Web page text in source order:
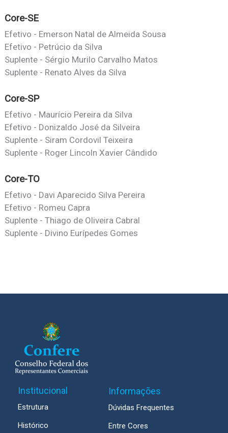
Core-SE
Efetivo - Emerson Natal de Almeida Sousa
Efetivo - Petrúcio da Silva
Suplente - Sérgio Murilo Carvalho Matos
Suplente - Renato Alves da Silva
Core-SP
Efetivo - Maurício Pereira da Silva
Efetivo - Donizaldo José da Silveira
Suplente - Siram Cordovil Teixeira
Suplente - Roger Lincoln Xavier Cândido
Core-TO
Efetivo - Davi Aparecido Silva Pereira
Efetivo - Romeu Capra
Suplente - Thiago de Oliveira Cabral
Suplente - Divino Eurípedes Gomes
Institucional
Estrutura
Histórico
Informações
Dúvidas Frequentes
Entre Cores